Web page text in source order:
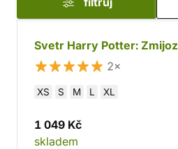
Svetr Harry Potter:
2×
XS S M L XL
1 049 Kč
skladem